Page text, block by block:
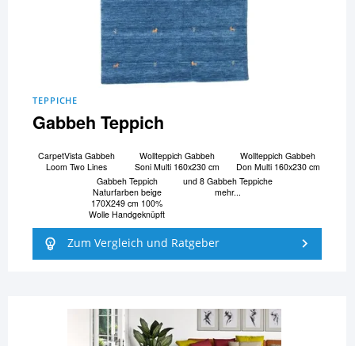
TEPPICHE
Gabbeh Teppich
CarpetVista Gabbeh
Loom Two Lines
Wollteppich Gabbeh
Soni Multi 160x230 cm
Wollteppich Gabbeh
Don Multi 160x230 cm
Gabbeh Teppich
Naturfarben beige
170X249 cm 100%
Wolle Handgeknüpft
und 8 Gabbeh Teppiche
mehr...
Zum Vergleich und Ratgeber